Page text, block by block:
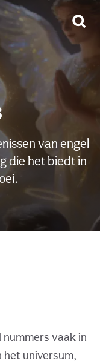
van engel
die het biedt in
vaak in
het universum,